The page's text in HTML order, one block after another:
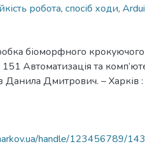
робота, спосіб ходи,
біоморфного
Автоматизація та
Данила Дмитрович. –
handle/123456789/